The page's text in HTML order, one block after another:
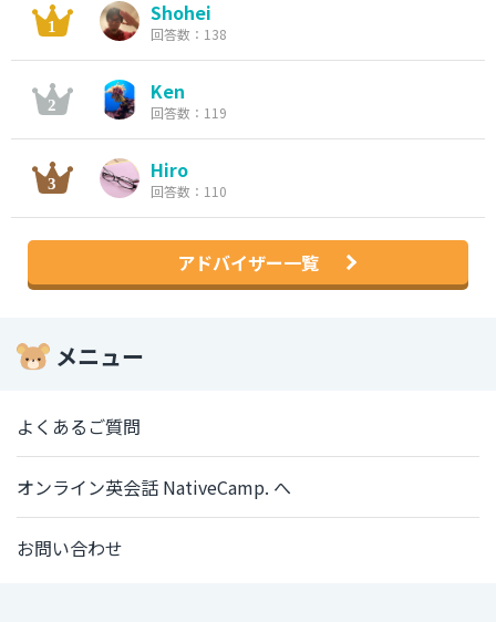
Shohei
回答数：138
Ken
回答数：119
Hiro
回答数：110
アドバイザー一覧
メニュー
よくあるご質問
オンライン英会話 NativeCamp. へ
お問い合わせ